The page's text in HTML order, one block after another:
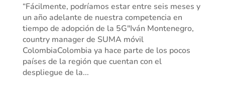
“Fácilmente, podríamos estar entre seis meses y
un año adelante de nuestra competencia en
tiempo de adopción de la 5G"Iván Montenegro,
country manager de SUMA móvil
ColombiaColombia ya hace parte de los pocos
países de la región que cuentan con el
despliegue de la...